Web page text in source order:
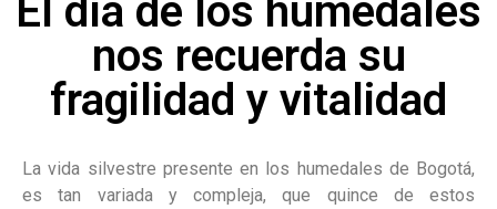
El día de los humedales
nos recuerda su
fragilidad y vitalidad
La vida silvestre presente en los humedales de Bogotá,
es tan variada y compleja, que quince de estos